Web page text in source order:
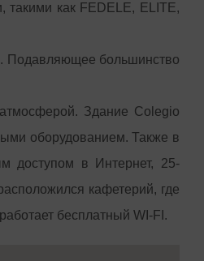
как FEDELE, ELITE,
Подавляющее большинство
Здание Colegio
оборудованием. Также в
доступом в Интернет, 25-
кафетерий, где
бесплатный WI-FI.